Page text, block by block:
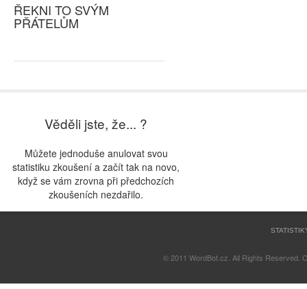
ŘEKNI TO SVÝM
PŘÁTELŮM
Věděli jste, že... ?
Můžete jednoduše anulovat svou
statistiku zkoušení a začít tak na novo,
když se vám zrovna při předchozích
zkoušeních nezdařilo.
© 2011 WordBot.cz. All Rights Reserved.